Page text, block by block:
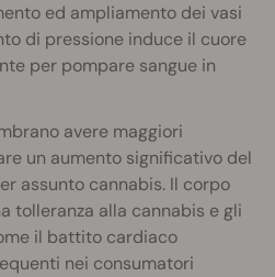
ed ampliamento dei vasi
di pressione induce il cuore
per pompare sangue in
avere maggiori
un aumento significativo del
assunto cannabis. Il corpo
tolleranza alla cannabis e gli
il battito cardiaco
nei consumatori